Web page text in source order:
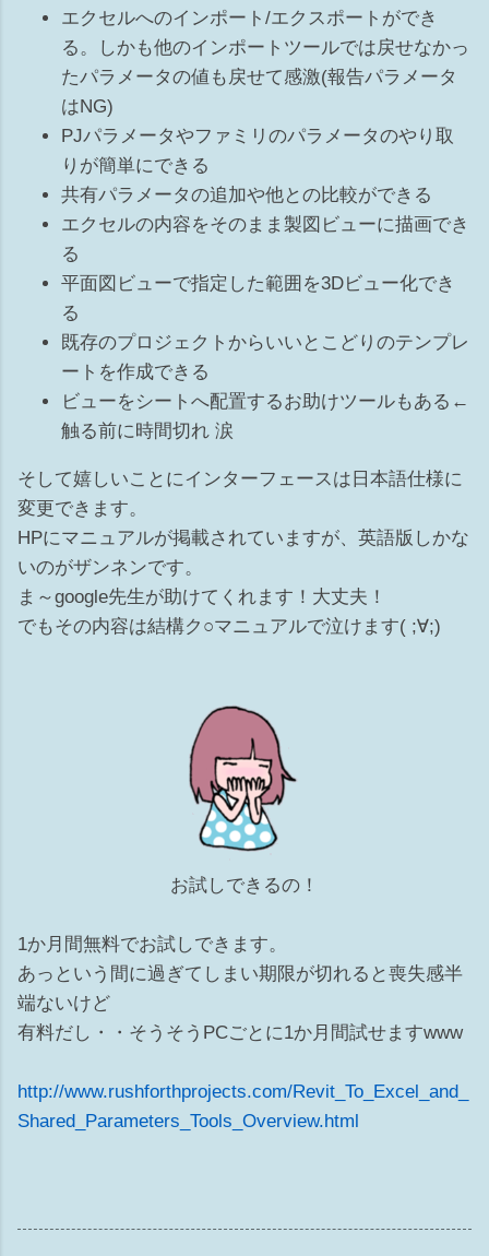
フィルタの設定ができ、表示のチェックをオフすれば非表示
になります 5 ビューで要素を選択して非表示 非表示にする
要素を選択して右クリック⇒ビューで非表示⇒要素（カテゴ
リ） ※ビューテンプレートがあてられている場合はカテゴリ
は選択できません 非表示の解除の仕方 ...
エクセルへのインポート/エクスポートができ
る。しかも他のインポートツールでは戻せなかっ
たパラメータの値も戻せて感激(報告パラメータ
はNG)
PJパラメータやファミリのパラメータのやり取
りが簡単にできる
共有パラメータの追加や他との比較ができる
エクセルの内容をそのまま製図ビューに描画でき
る
平面図ビューで指定した範囲を3Dビュー化でき
る
既存のプロジェクトからいいとこどりのテンプレ
ートを作成できる
ビューをシートへ配置するお助けツールもある←
触る前に時間切れ 涙
そして嬉しいことにインターフェースは日本語仕様に
変更できます。
HPにマニュアルが掲載されていますが、英語版しかな
いのがザンネンです。
ま～google先生が助けてくれます！大丈夫！
でもその内容は結構ク○マニュアルで泣けます( ;∀;)
お試しできるの！
1か月間無料でお試しできます。
あっという間に過ぎてしまい期限が切れると喪失感半
端ないけど
有料だし・・そうそうPCごとに1か月間試せますwww
http://www.rushforthprojects.com/Revit_To_Excel_and_
Shared_Parameters_Tools_Overview.html